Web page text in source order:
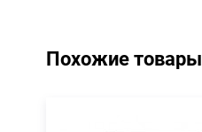
Похожие товары